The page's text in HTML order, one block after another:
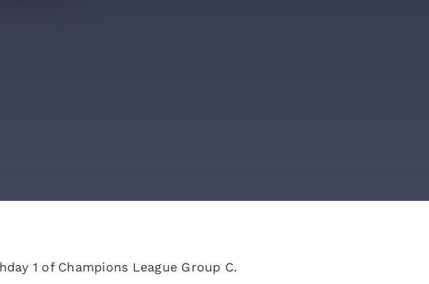
1 of Champions League Group C.